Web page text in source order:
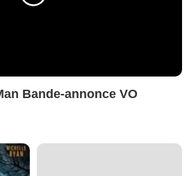
Bande-annonce VO